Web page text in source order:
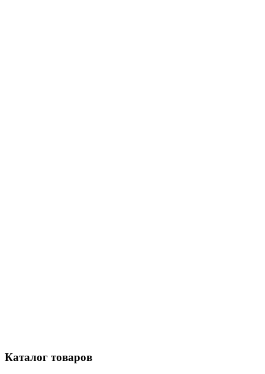
Каталог товаров